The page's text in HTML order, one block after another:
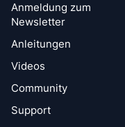
Anmeldung zum
Newsletter
Anleitungen
Videos
Community
Support